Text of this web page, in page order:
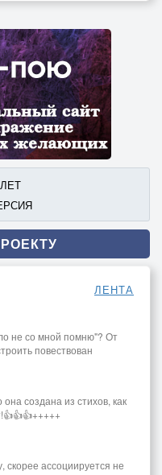
ЛЕНТА
не со мной помню"? От
повествован
создана из стихов, как
ассоциируется не